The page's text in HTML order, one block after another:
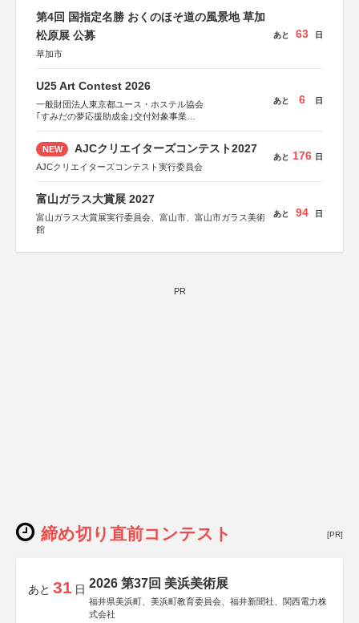
第4回 国指定名勝 おくのほそ道の風景地 草加
松原展 公募
草加市
あと 63 日
U25 Art Contest 2026
一般財団法人東京都ユース・ホステル協会
｢すみだの夢応援助成金｣交付対象事業
あと 6 日
NEW AJCクリエイターズコンテスト2027
AJCクリエイターズコンテスト実行委員会
あと 176 日
富山ガラス大賞展 2027
富山ガラス大賞展実行委員会、富山市、富山市ガラス美術
館
あと 94 日
PR
締め切り直前コンテスト [PR]
あと 31 日 2026 第37回 美浜美術展
福井県美浜町、美浜町教育委員会、福井新聞社、関西電力株
式会社